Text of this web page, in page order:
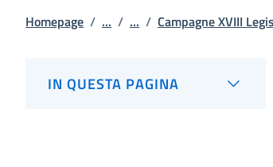
Homepage / ... / ... / Campagne XVIII
IN QUESTA PAGINA